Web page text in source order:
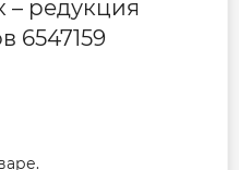
– редукция
6547159